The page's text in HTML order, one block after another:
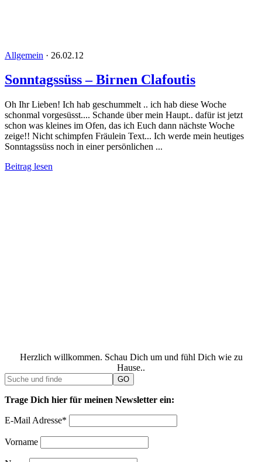
Allgemein · 26.02.12
Sonntagssüss – Birnen Clafoutis
Oh Ihr Lieben! Ich hab geschummelt .. ich hab diese Woche
schonmal vorgesüsst.... Schande über mein Haupt.. dafür ist jetzt
schon was kleines im Ofen, das ich Euch dann nächste Woche
zeige!! Nicht schimpfen Fräulein Text... Ich werde mein heutiges
Sonntagssüss noch in einer persönlichen ...
Beitrag lesen
Herzlich willkommen. Schau Dich um und fühl Dich wie zu
Hause..
Trage Dich hier für meinen Newsletter ein:
E-Mail Adresse*
Vorname